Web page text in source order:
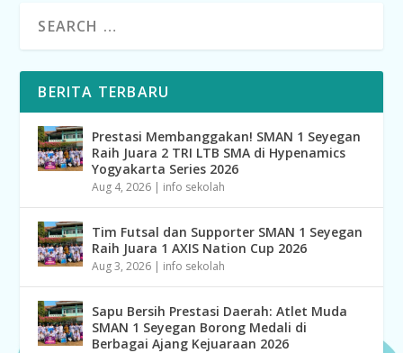
BERITA TERBARU
Prestasi Membanggakan! SMAN 1 Seyegan
Raih Juara 2 TRI LTB SMA di Hypenamics
Yogyakarta Series 2026
Aug 4, 2026 | info sekolah
Tim Futsal dan Supporter SMAN 1 Seyegan
Raih Juara 1 AXIS Nation Cup 2026
Aug 3, 2026 | info sekolah
Sapu Bersih Prestasi Daerah: Atlet Muda
SMAN 1 Seyegan Borong Medali di
Berbagai Ajang Kejuaraan 2026